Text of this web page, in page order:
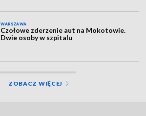
WARSZAWA
Czołowe zderzenie aut na Mokotowie.
Dwie osoby w szpitalu
ZOBACZ WIĘCEJ